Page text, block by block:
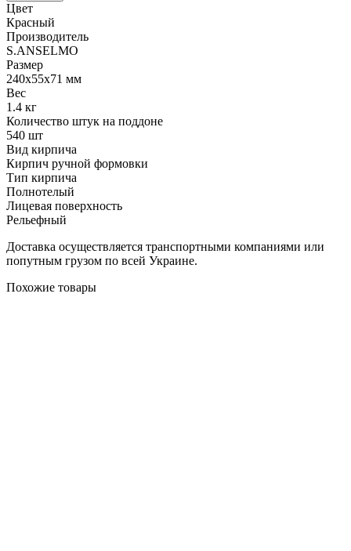
Цвет
Красный
Производитель
S.ANSELMO
Размер
240х55х71 мм
Вес
1.4 кг
Количество штук на поддоне
540 шт
Вид кирпича
Кирпич ручной формовки
Тип кирпича
Полнотелый
Лицевая поверхность
Рельефный
Доставка осуществляется транспортными компаниями или
попутным грузом по всей Украине.
Похожие товары